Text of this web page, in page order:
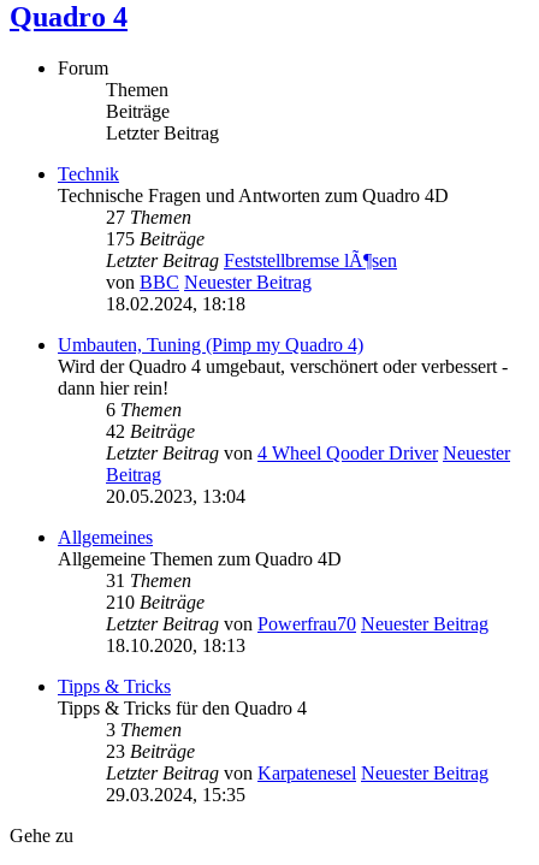
Quadro 4
Forum
Themen
Beiträge
Letzter Beitrag
Technik
Technische Fragen und Antworten zum Quadro 4D
27 Themen
175 Beiträge
Letzter Beitrag Feststellbremse lÃ¶sen
von BBC Neuester Beitrag
18.02.2024, 18:18
Umbauten, Tuning (Pimp my Quadro 4)
Wird der Quadro 4 umgebaut, verschönert oder verbessert -
dann hier rein!
6 Themen
42 Beiträge
Letzter Beitrag von 4 Wheel Qooder Driver Neuester
Beitrag
20.05.2023, 13:04
Allgemeines
Allgemeine Themen zum Quadro 4D
31 Themen
210 Beiträge
Letzter Beitrag von Powerfrau70 Neuester Beitrag
18.10.2020, 18:13
Tipps & Tricks
Tipps & Tricks für den Quadro 4
3 Themen
23 Beiträge
Letzter Beitrag von Karpatenesel Neuester Beitrag
29.03.2024, 15:35
Gehe zu